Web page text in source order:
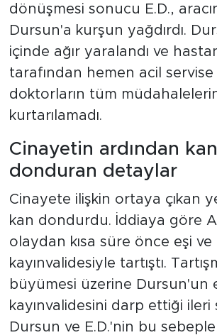
dönüşmesi sonucu E.D.,
Dursun'a kurşun yağdırdı.
içinde ağır yaralandı ve
tarafından hemen acil servise
doktorların tüm
kurtarılamadı.
Cinayetin ardından kan
donduran detaylar
Cinayete ilişkin ortaya çıkan
kan dondurdu. İddiaya göre
olaydan kısa süre önce eşi ve
kayınvalidesiyle tartıştı.
büyümesi üzerine Dursun'un
kayınvalidesini darp ettiği ileri
Dursun ve E.D.'nin bu